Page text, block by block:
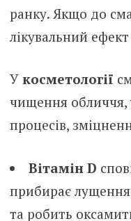
ранку. Якщо до
лікувальний
У косметології
чищення обличчя,
процесів,
Вітамін D
прибирає лущення
та робить